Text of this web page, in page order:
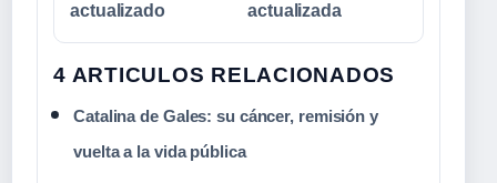
actualizado
actualizada
4 ARTICULOS RELACIONADOS
Catalina de Gales: su cáncer, remisión y
vuelta a la vida pública